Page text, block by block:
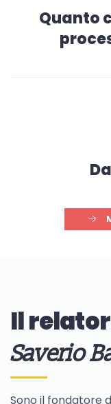
Quanto
Il
Saverio
Sono il fondatore